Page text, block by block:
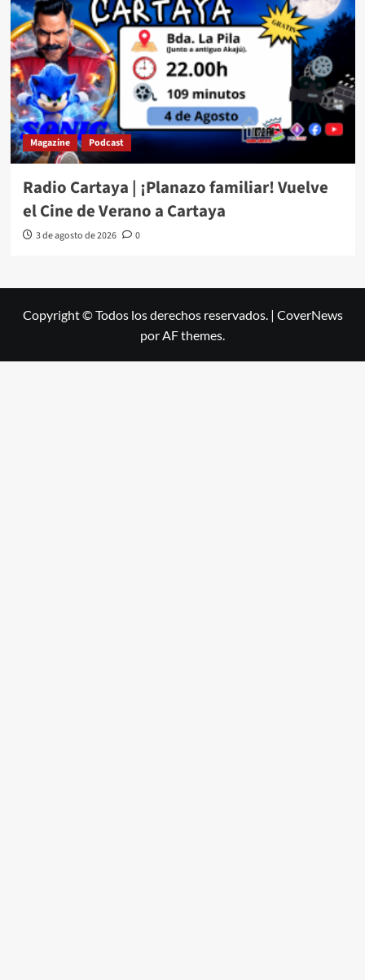
Magazine Podcast
Radio Cartaya | ¡Planazo familiar! Vuelve
el Cine de Verano a Cartaya
3 de agosto de 2026 0
Copyright © Todos los derechos reservados. | CoverNews
por AF themes.